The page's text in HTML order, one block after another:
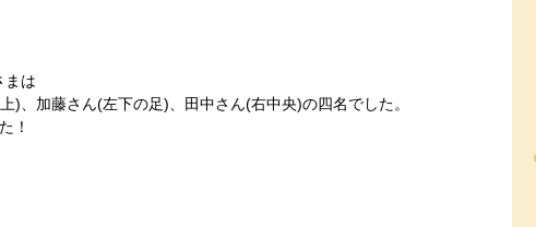
まは
)、加藤さん(左下の足)、田中さん(右中央)の四名でした。
！